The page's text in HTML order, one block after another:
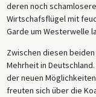
deren noch
Wirtschafsflügel mit
Garde um Westerwelle
Zwischen diesen
Mehrheit in
der neuen
freuten sich über die